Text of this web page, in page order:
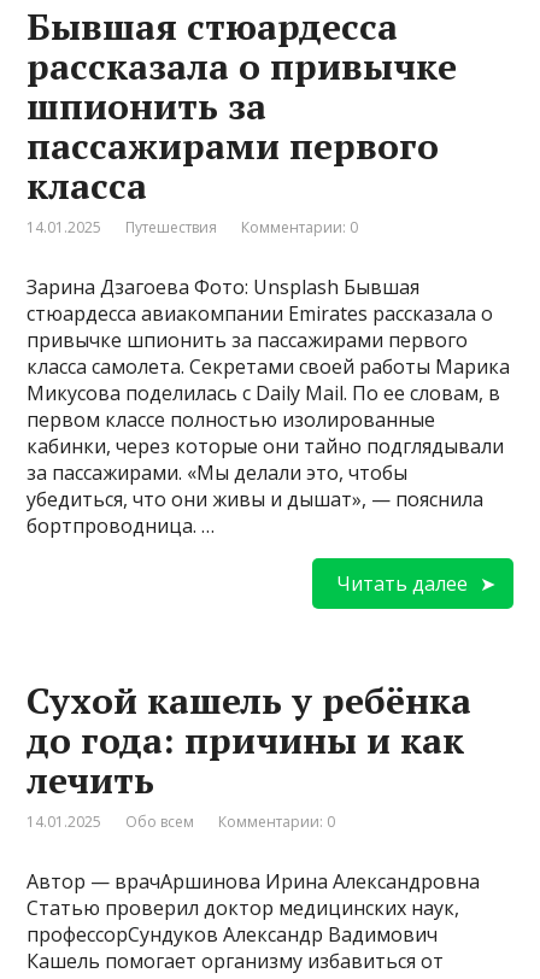
Бывшая стюардесса
рассказала о привычке
шпионить за
пассажирами первого
класса
14.01.2025 Путешествия Комментарии: 0
Зарина Дзагоева Фото: Unsplash Бывшая
стюардесса авиакомпании Emirates рассказала о
привычке шпионить за пассажирами первого
класса самолета. Секретами своей работы Марика
Микусова поделилась с Daily Mail. По ее словам, в
первом классе полностью изолированные
кабинки, через которые они тайно подглядывали
за пассажирами. «Мы делали это, чтобы
убедиться, что они живы и дышат», — пояснила
бортпроводница. …
Читать далее
Сухой кашель у ребёнка
до года: причины и как
лечить
14.01.2025 Обо всем Комментарии: 0
Автор — врачАршинова Ирина Александровна
Статью проверил доктор медицинских наук,
профессорСундуков Александр Вадимович
Кашель помогает организму избавиться от